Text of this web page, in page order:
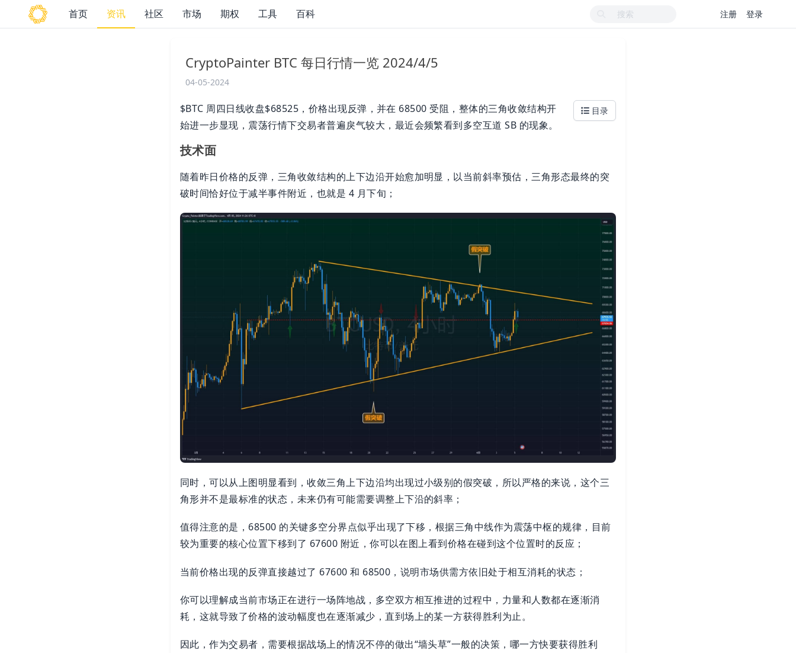
首页 资讯 社区 市场 期权 工具 百科 注册 登录
CryptoPainter BTC 每日行情一览 2024/4/5
04-05-2024
目录
$BTC 周四日线收盘$68525，价格出现反弹，并在 68500 受阻，整体的三角收敛结构开
始进一步显现，震荡行情下交易者普遍戾气较大，最近会频繁看到多空互道 SB 的现象。
技术面
随着昨日价格的反弹，三角收敛结构的上下边沿开始愈加明显，以当前斜率预估，三角形态最终的突
破时间恰好位于减半事件附近，也就是 4 月下旬；
同时，可以从上图明显看到，收敛三角上下边沿均出现过小级别的假突破，所以严格的来说，这个三
角形并不是最标准的状态，未来仍有可能需要调整上下沿的斜率；
值得注意的是，68500 的关键多空分界点似乎出现了下移，根据三角中线作为震荡中枢的规律，目前
较为重要的核心位置下移到了 67600 附近，你可以在图上看到价格在碰到这个位置时的反应；
当前价格出现的反弹直接越过了 67600 和 68500，说明市场供需方依旧处于相互消耗的状态；
你可以理解成当前市场正在进行一场阵地战，多空双方相互推进的过程中，力量和人数都在逐渐消
耗，这就导致了价格的波动幅度也在逐渐减少，直到场上的某一方获得胜利为止。
因此，作为交易者，需要根据战场上的情况不停的做出“墙头草”一般的决策，哪一方快要获得胜利